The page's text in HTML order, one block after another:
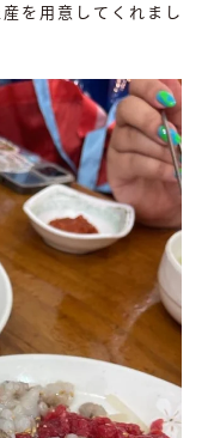
を用意してくれまし